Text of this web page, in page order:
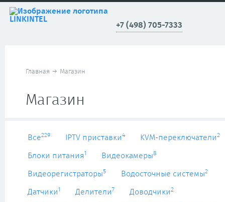
+7 (498) 705-7333
Главная → Магазин
Магазин
Все229 IPTV приставки4 KVM-переключатели2
Блоки питания1 Видеокамеры8
Видеорегистраторы5 Водосточные системы2
Датчики1 Делители7 Доводчики2